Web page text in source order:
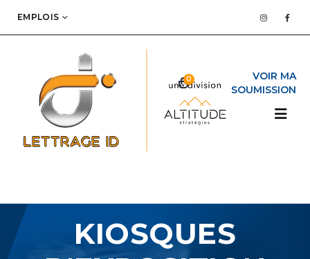
EMPLOIS
0
KIOSQUES